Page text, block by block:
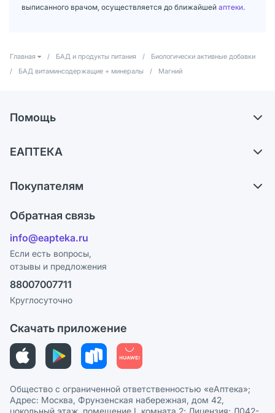
выписанного врачом, осуществляется до ближайшей аптеки.
Главная / БАД и продукты питания /
Биологически активные добавки
/
БАД витаминсодержащие + минералы / Магний
Помощь
Самовывоз из аптек
Ответы на вопросы
Блог
ЕАПТЕКА
Карьера
Поставщики
Лицензия
Реклама на сайте
Ваши товары на ЕАПТЕКЕ
Покупателям
Программа СберСпасибо
Политика конфиденциальности
Пользовательское соглашение
Политика рекомендаций
Этика и соответствие
Политика в отношении обработки персональных данных
Обратная связь
info@eapteka.ru
Если есть вопросы,
отзывы и предложения
88007007711
Круглосуточно
Скачать приложение
Общество с ограниченной ответственностью «еАптека»;
Адрес: Москва, Фрунзенская набережная, дом 42,
цокольный этаж, помещение I, комната 2; Лицензия: Л042-